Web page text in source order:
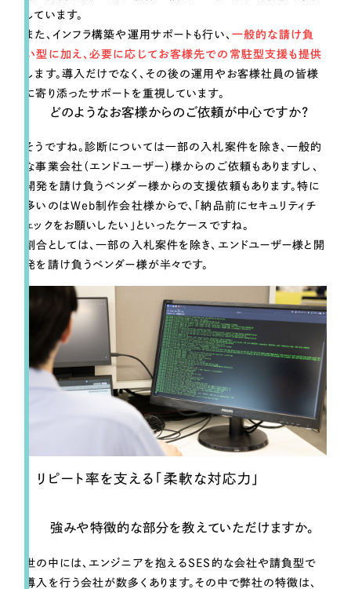
しています。
また、インフラ構築や運用サポートも行い、 一般的な請け負
い型に加え、必要に応じてお客様先での常駐型支援も提供
します。導入だけでなく、その後の運用やお客様社員の皆様
に寄り添ったサポートを重視しています。
どのようなお客様からのご依頼が中心ですか？
そうですね。診断については一部の入札案件を除き、一般的
な事業会社（エンドユーザー）様からのご依頼もありますし、
開発を請け負うベンダー様からの支援依頼もあります。特に
多いのはWeb制作会社様からで、「納品前にセキュリティチ
ェックをお願いしたい」といったケースですね。
割合としては、一部の入札案件を除き、エンドユーザー様と開
発を請け負うベンダー様が半々です。
リピート率を支える「柔軟な対応力」
強みや特徴的な部分を教えていただけますか。
世の中には、エンジニアを抱えるSES的な会社や請負型で
導入を行う会社が数多くあります。その中で弊社の特徴は、